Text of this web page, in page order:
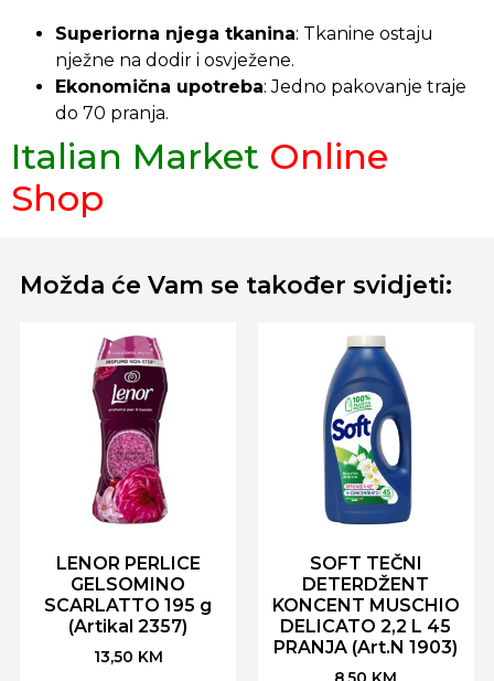
Superiorna njega tkanina: Tkanine ostaju
nježne na dodir i osvježene.
Ekonomična upotreba: Jedno pakovanje traje
do 70 pranja.
Italian Market Online
Shop
Možda će Vam se također svidjeti:
LENOR PERLICE
GELSOMINO
SCARLATTO 195 g
(Artikal 2357)
13,50 KM
SOFT TEČNI
DETERDŽENT
KONCENT MUSCHIO
DELICATO 2,2 L 45
PRANJA (Art.N 1903)